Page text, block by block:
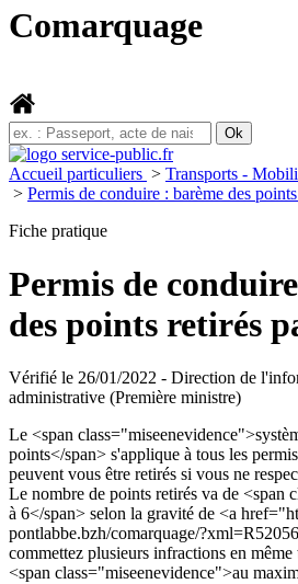
Comarquage
Accueil particuliers > Transports -
> Permis de conduire : barème des
Fiche pratique
Permis de
des points retirés
Vérifié le 26/01/2022 - Direction de
administrative (Première ministre)
Le <span
points</span> s'applique à tous les
peuvent vous être retirés si vous ne
Le nombre de points retirés va de <span
à 6</span> selon la gravité de <a
pontlabbe.bzh/comarquage/
commettez plusieurs infractions en
<span class="miseenevidence">au